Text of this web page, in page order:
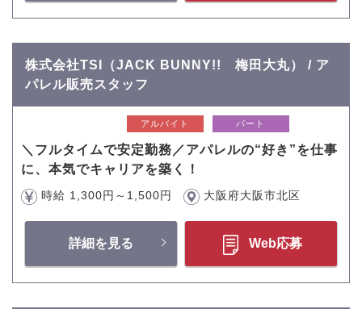
株式会社TSI（JACK BUNNY!! 梅田大丸） / ア
パレル販売スタッフ
アルバイト パート
＼フルタイムで安定勤務／アパレルの“好き”を仕事
に、本気でキャリアを築く！
時給 1,300円～1,500円 大阪府大阪市北区
詳細を見る Web応募